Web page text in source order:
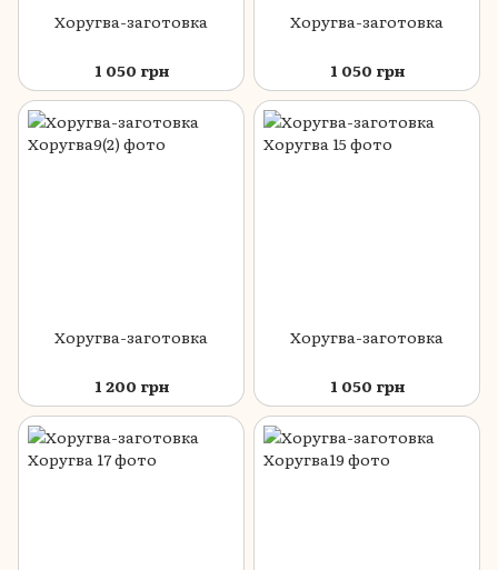
Хоругва-заготовка
1 050 грн
Хоругва-заготовка
1 050 грн
Хоругва-заготовка
1 200 грн
Хоругва-заготовка
1 050 грн